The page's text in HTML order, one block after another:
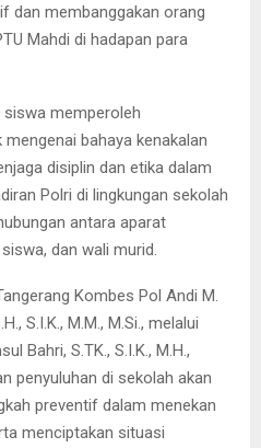
dan membanggakan orang
Mahdi di hadapan para
siswa memperoleh
bahaya kenakalan
disiplin dan etika dalam
Polri di lingkungan sekolah
antara aparat
dan wali murid.
Kombes Pol Andi M.
S.I.K., M.M., M.Si., melalui
Bahri, S.TK., S.I.K., M.H.,
penyuluhan di sekolah akan
preventif dalam menekan
menciptakan situasi